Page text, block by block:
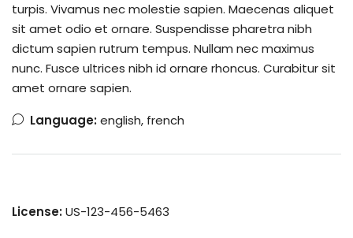
turpis. Vivamus nec molestie sapien. Maecenas aliquet
sit amet odio et ornare. Suspendisse pharetra nibh
dictum sapien rutrum tempus. Nullam nec maximus
nunc. Fusce ultrices nibh id ornare rhoncus. Curabitur sit
amet ornare sapien.
Language:english, french
License:US-123-456-5463